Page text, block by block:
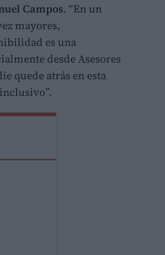
Campos. “En un
mayores,
es una
desde Asesores
quede atrás en esta